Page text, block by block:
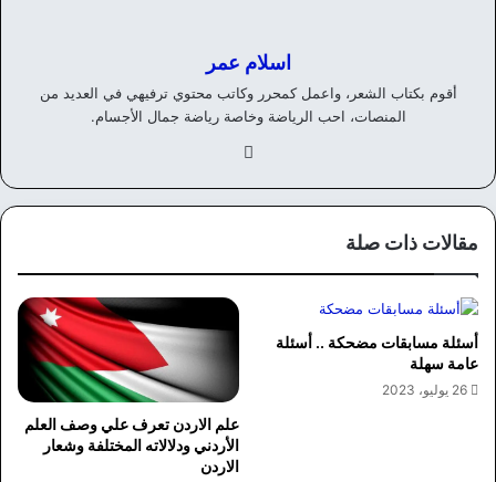
اسلام عمر
أقوم بكتاب الشعر، واعمل كمحرر وكاتب محتوي ترفيهي في العديد من
المنصات، احب الرياضة وخاصة رياضة جمال الأجسام.
وك
مقالات ذات صلة
أسئلة مسابقات مضحكة .. أسئلة
عامة سهلة
26 يوليو، 2023
علم الاردن تعرف علي وصف العلم
الأردني ودلالاته المختلفة وشعار
الاردن